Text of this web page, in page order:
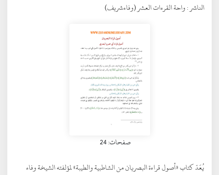
الناشر :واحة القرءات العشر (وفاءشريف)
صفحات: 24
يُعَدّ كتاب «أصول قراءة البصريان من الشاطبية والطيبة» لمؤلفته الشيخة وفاء